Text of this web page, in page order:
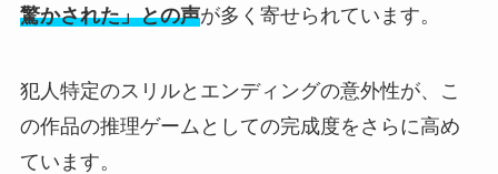
驚かされた」との声が多く寄せられています。
犯人特定のスリルとエンディングの意外性が、こ
の作品の推理ゲームとしての完成度をさらに高め
ています。